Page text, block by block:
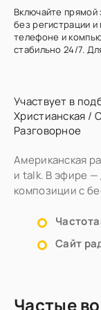
Включайте прямой
без регистрации
телефоне и
стабильно 24/7.
Участвует в
Христианская /
Разговорное
Американская
и talk. В эфире
композиции с
Сайт
Частые